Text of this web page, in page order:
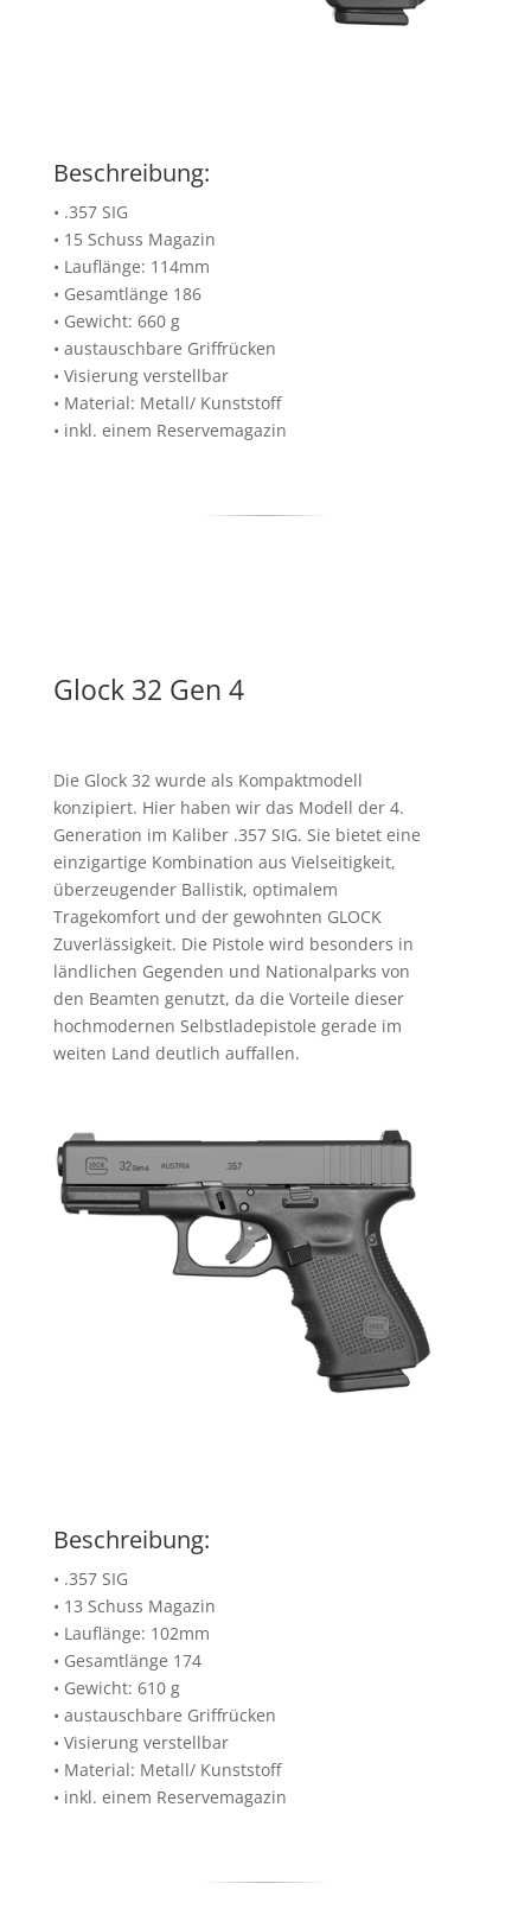
Beschreibung:
• .357 SIG
• 15 Schuss Magazin
• Lauflänge: 114mm
• Gesamtlänge 186
• Gewicht: 660 g
• austauschbare Griffrücken
• Visierung verstellbar
• Material: Metall/ Kunststoff
• inkl. einem Reservemagazin
Glock 32 Gen 4
Die Glock 32 wurde als Kompaktmodell
konzipiert. Hier haben wir das Modell der 4.
Generation im Kaliber .357 SIG. Sie bietet eine
einzigartige Kombination aus Vielseitigkeit,
überzeugender Ballistik, optimalem
Tragekomfort und der gewohnten GLOCK
Zuverlässigkeit. Die Pistole wird besonders in
ländlichen Gegenden und Nationalparks von
den Beamten genutzt, da die Vorteile dieser
hochmodernen Selbstladepistole gerade im
weiten Land deutlich auffallen.
Beschreibung:
• .357 SIG
• 13 Schuss Magazin
• Lauflänge: 102mm
• Gesamtlänge 174
• Gewicht: 610 g
• austauschbare Griffrücken
• Visierung verstellbar
• Material: Metall/ Kunststoff
• inkl. einem Reservemagazin